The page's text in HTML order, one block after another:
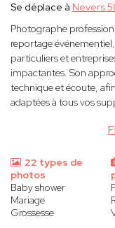
Se déplace à Nevers
Photographe
reportage événementiel,
particuliers et
impactantes. Son
technique et écoute,
adaptées à tous vos
22 types de
photos
Baby shower
Mariage
Grossesse